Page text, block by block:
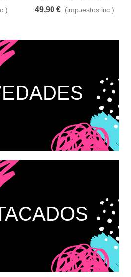
HORMIGÓN
49,90 € (impuestos inc.)